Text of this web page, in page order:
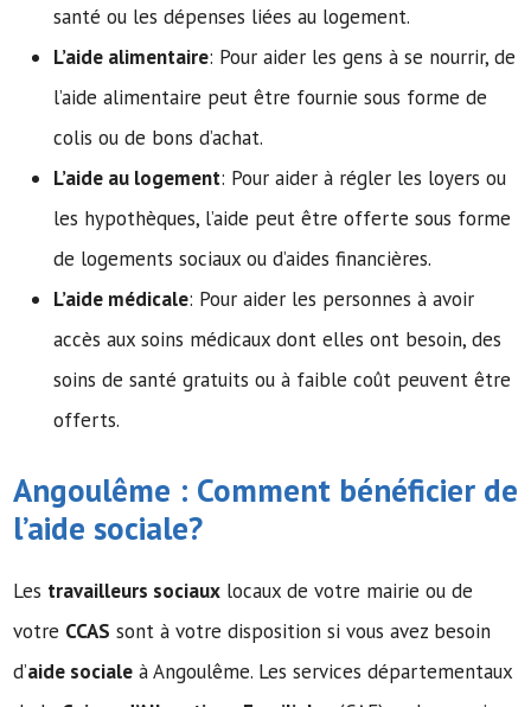
santé ou les dépenses liées au logement.
L’aide alimentaire: Pour aider les gens à se nourrir, de
l’aide alimentaire peut être fournie sous forme de
colis ou de bons d’achat.
L’aide au logement: Pour aider à régler les loyers ou
les hypothèques, l’aide peut être offerte sous forme
de logements sociaux ou d’aides financières.
L’aide médicale: Pour aider les personnes à avoir
accès aux soins médicaux dont elles ont besoin, des
soins de santé gratuits ou à faible coût peuvent être
offerts.
Angoulême : Comment bénéficier de
l’aide sociale?
Les travailleurs sociaux locaux de votre mairie ou de
votre CCAS sont à votre disposition si vous avez besoin
d’aide sociale à Angoulême. Les services départementaux